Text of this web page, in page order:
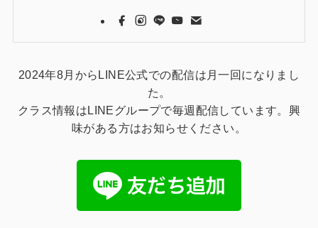
2024年8月からLINE公式での配信は月一回になりまし
た。
クラス情報はLINEグループで毎週配信しています。興
味がある方はお知らせください。